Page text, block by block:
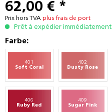
62,00 € *
Prix hors TVA plus frais de port
Prêt à expédier immédiatement
Farbe:
401
Soft Coral
402
Dusty Rose
406
Ruby Red
409
Sugar Pink